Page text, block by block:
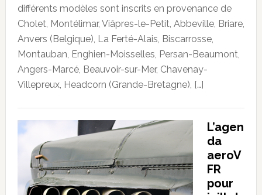
différents modèles sont inscrits en provenance de
Cholet, Montélimar, Viâpres-le-Petit, Abbeville, Briare,
Anvers (Belgique), La Ferté-Alais, Biscarrosse,
Montauban, Enghien-Moisselles, Persan-Beaumont,
Angers-Marcé, Beauvoir-sur-Mer, Chavenay-
Villepreux, Headcorn (Grande-Bretagne), […]
L’agen
da
aeroV
FR
pour